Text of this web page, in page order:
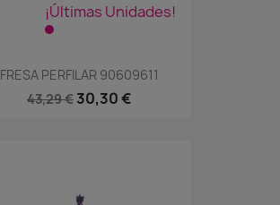
¡Últimas Unidades!
FRESA PERFILAR 90609611
43,29 € 30,30 €